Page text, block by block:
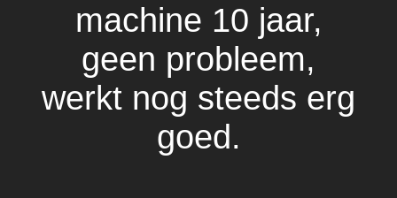
machine 10 jaar,
geen probleem,
werkt nog steeds erg
goed.